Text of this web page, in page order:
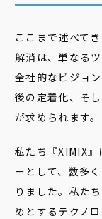
ここまで述べて
解消は、単なる
全社的なビジョ
後の定着化、そ
が求められます。
私たち『XIMIX
ーとして、数多
りました。私た
めとするテクノ